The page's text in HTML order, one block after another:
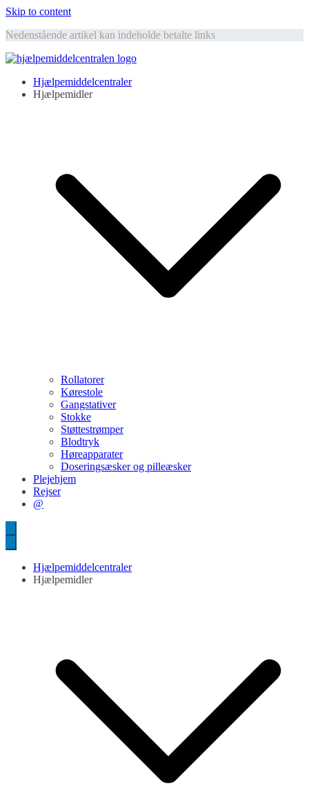
Skip to content
Nedenstående artikel kan indeholde betalte links
Hjælpemiddelcentralen
Hjælpemidler til ældre
Hjælpemiddelcentraler
Hjælpemidler
Rollatorer
Kørestole
Gangstativer
Stokke
Støttestrømper
Blodtryk
Høreapparater
Doseringsæsker og pilleæsker
Plejehjem
Rejser
@
Hjælpemiddelcentraler
Hjælpemidler